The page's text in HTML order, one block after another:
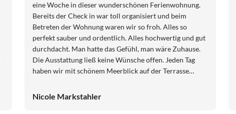
eine Woche in dieser wunderschönen Ferienwohnung.
Bereits der Check in war toll organisiert und beim
Betreten der Wohnung waren wir so froh. Alles so
perfekt sauber und ordentlich. Alles hochwertig und gut
durchdacht. Man hatte das Gefühl, man wäre Zuhause.
Die Ausstattung ließ keine Wünsche offen. Jeden Tag
haben wir mit schönem Meerblick auf der Terrasse
insgesamt sehr gepflegte Anlage sehr kurz. Unser Auto
Nicole Markstahler